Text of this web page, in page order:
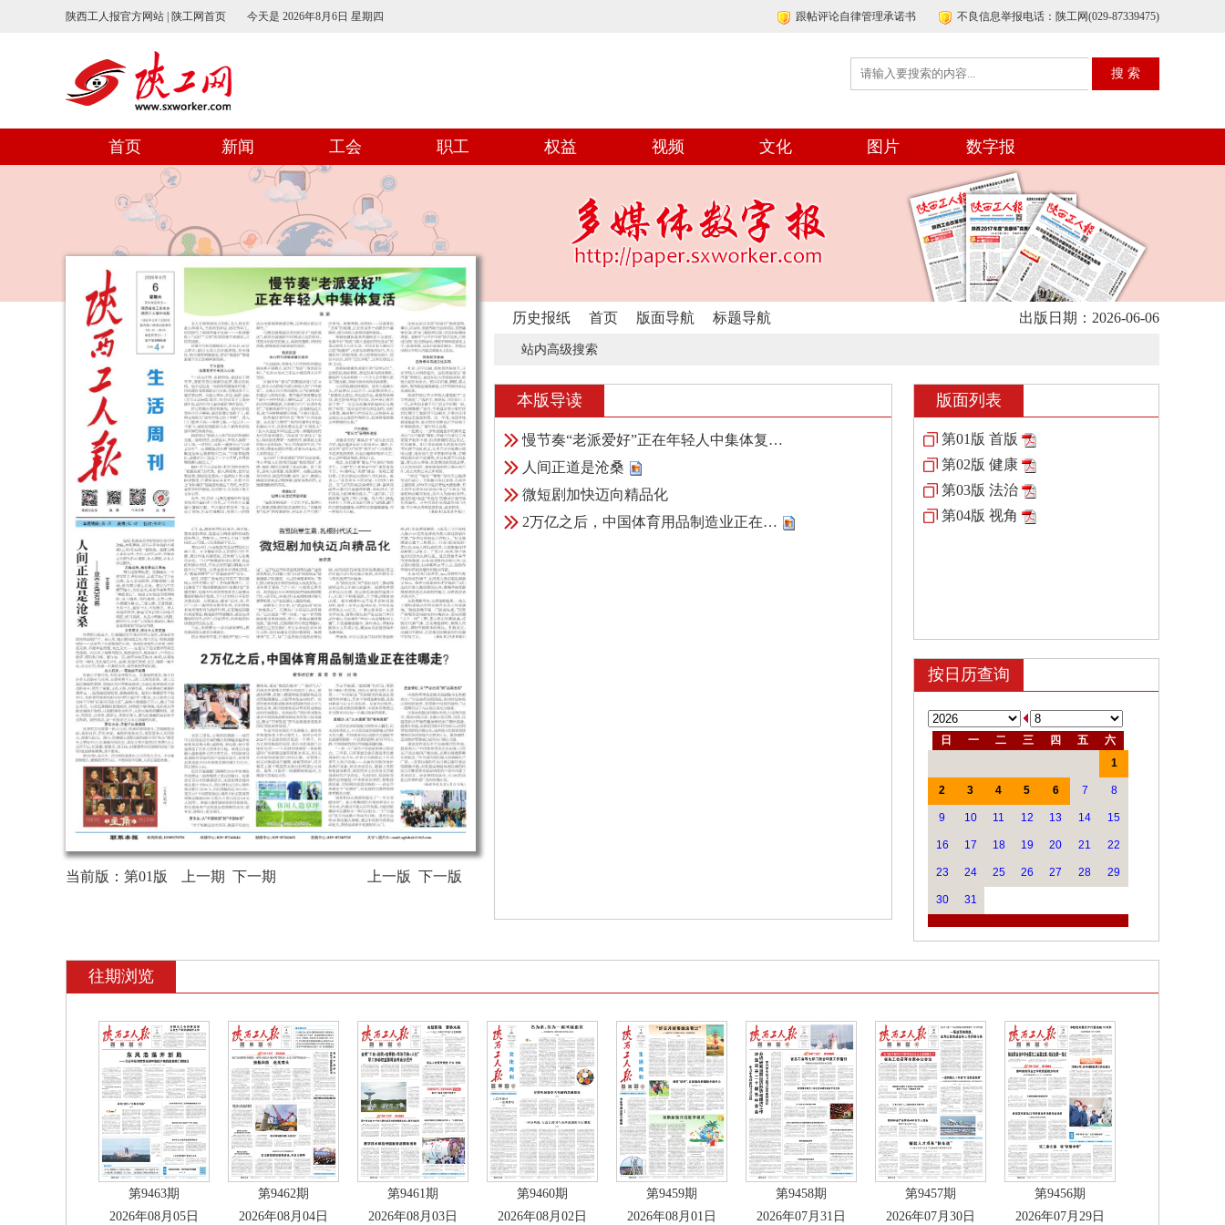
陕西工人报官方网站 | 陕工网首页 今天是 2026年8月6日 星期四 跟帖评论自律管理承诺书 不良信息举报电话：陕工网(029-87339475)
首页 新闻 工会 职工 权益 视频 文化 图片 数字报
当前版： 第01版 上一期 下一期 上一版 下一版
历史报纸 首页 版面导航 标题导航 出版日期：2026-06-06
站内高级搜索
本版导读
慢节奏“老派爱好”正在年轻人中集体复…
人间正道是沧桑
微短剧加快迈向精品化
2万亿之后，中国体育用品制造业正在…
版面列表
第01版 首版
第02版 健康
第03版 法治
第04版 视角
按日历查询
日 一 二 三 四 五
六
1
2 3 4 5 6 7 8
9 10 11 12 13 14 15
16 17 18 19 20 21 22
23 24 25 26 27 28 29
30 31
往期浏览
第9463期
2026年08月05日
第9462期
2026年08月04日
第9461期
2026年08月03日
第9460期
2026年08月02日
第9459期
2026年08月01日
第9458期
2026年07月31日
第9457期
2026年07月30日
第9456期
2026年07月29日